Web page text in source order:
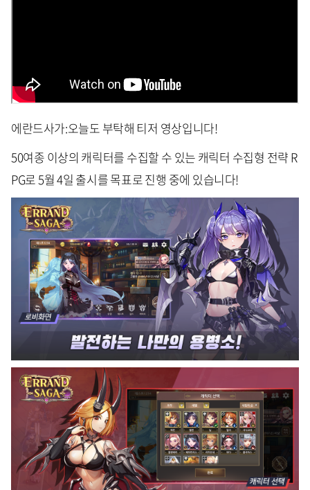
에란드사가:오늘도 부탁해 티저 영상입니다!
50여종 이상의 캐릭터를 수집할 수 있는 캐릭터 수집형 전략 R
PG로 5월 4일 출시를 목표로 진행 중에 있습니다!